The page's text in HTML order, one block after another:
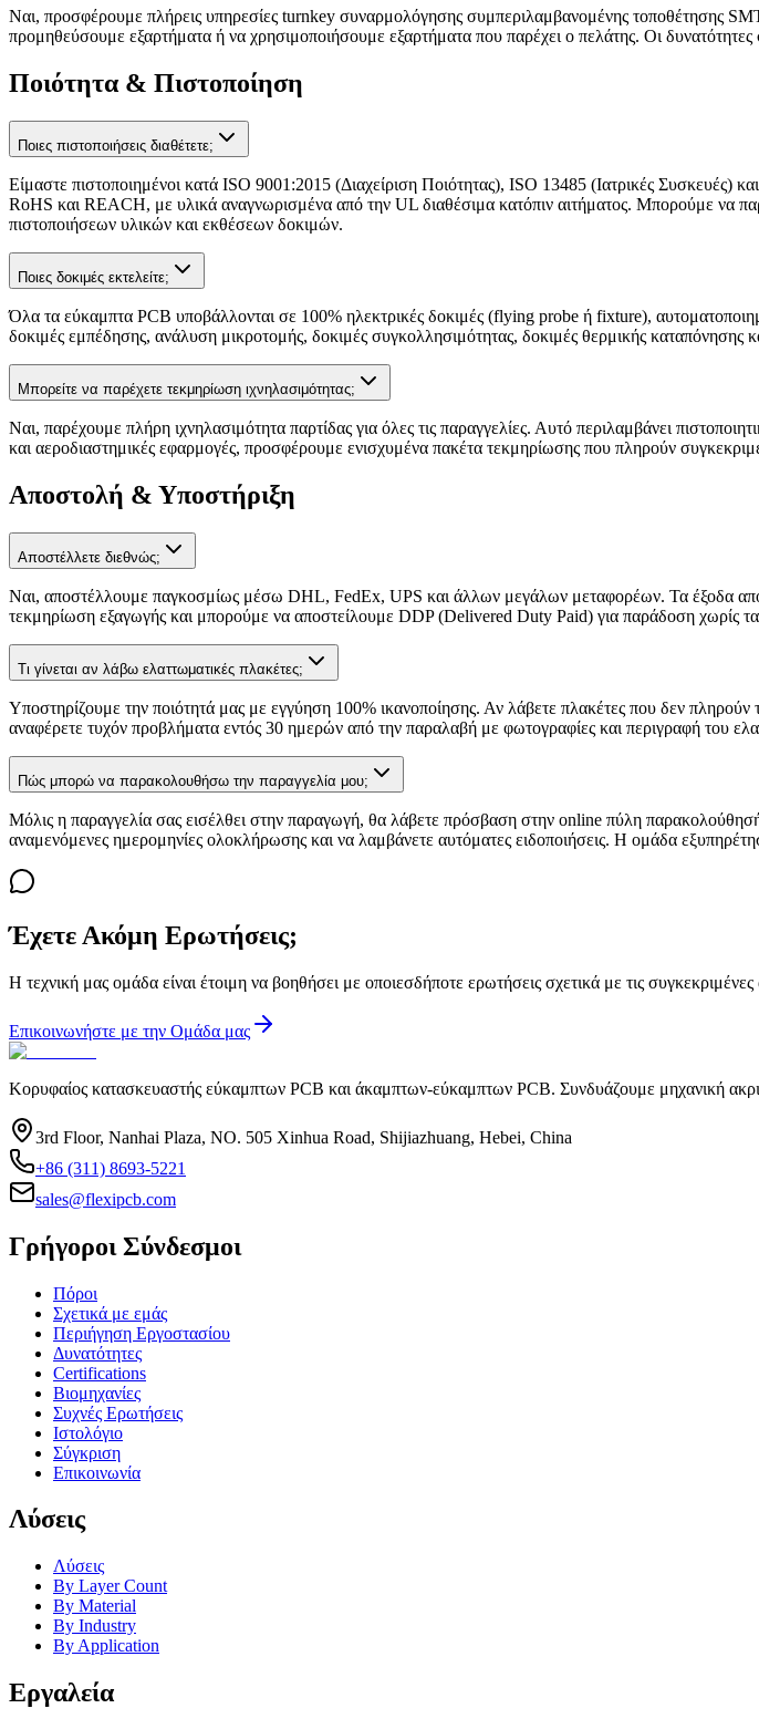
Ναι, προσφέρουμε πλήρεις υπηρεσίες turnkey συναρμολόγησης συμπεριλαμβανομένης τοποθέτησης
προμηθεύσουμε εξαρτήματα ή να χρησιμοποιήσουμε εξαρτήματα που παρέχει ο πελάτης. Οι
Ποιότητα & Πιστοποίηση
Ποιες πιστοποιήσεις διαθέτετε;
Είμαστε πιστοποιημένοι κατά ISO 9001:2015 (Διαχείριση Ποιότητας), ISO 13485 (Ιατρικές Συσκευές)
RoHS και REACH, με υλικά αναγνωρισμένα από την UL διαθέσιμα κατόπιν αιτήματος. Μπορούμε να
πιστοποιήσεων υλικών και εκθέσεων δοκιμών.
Ποιες δοκιμές εκτελείτε;
Όλα τα εύκαμπτα PCB υποβάλλονται σε 100% ηλεκτρικές δοκιμές (flying probe ή fixture),
δοκιμές εμπέδησης, ανάλυση μικροτομής, δοκιμές συγκολλησιμότητας, δοκιμές θερμικής καταπόνησης
Μπορείτε να παρέχετε τεκμηρίωση ιχνηλασιμότητας;
Ναι, παρέχουμε πλήρη ιχνηλασιμότητα παρτίδας για όλες τις παραγγελίες. Αυτό περιλαμβάνει
και αεροδιαστημικές εφαρμογές, προσφέρουμε ενισχυμένα πακέτα τεκμηρίωσης που πληρούν
Αποστολή & Υποστήριξη
Αποστέλλετε διεθνώς;
Ναι, αποστέλλουμε παγκοσμίως μέσω DHL, FedEx, UPS και άλλων μεγάλων μεταφορέων. Τα έξοδα
τεκμηρίωση εξαγωγής και μπορούμε να αποστείλουμε DDP (Delivered Duty Paid) για παράδοση χωρίς
Τι γίνεται αν λάβω ελαττωματικές πλακέτες;
Υποστηρίζουμε την ποιότητά μας με εγγύηση 100% ικανοποίησης. Αν λάβετε πλακέτες που δεν
αναφέρετε τυχόν προβλήματα εντός 30 ημερών από την παραλαβή με φωτογραφίες και περιγραφή του
Πώς μπορώ να παρακολουθήσω την παραγγελία μου;
Μόλις η παραγγελία σας εισέλθει στην παραγωγή, θα λάβετε πρόσβαση στην online πύλη
αναμενόμενες ημερομηνίες ολοκλήρωσης και να λαμβάνετε αυτόματες ειδοποιήσεις. Η ομάδα
Έχετε Ακόμη Ερωτήσεις;
Η τεχνική μας ομάδα είναι έτοιμη να βοηθήσει με οποιεσδήποτε ερωτήσεις σχετικά με τις
Επικοινωνήστε με την Ομάδα μας
Κορυφαίος κατασκευαστής εύκαμπτων PCB και άκαμπτων-εύκαμπτων PCB. Συνδυάζουμε μηχανική
3rd Floor, Nanhai Plaza, NO. 505 Xinhua Road, Shijiazhuang, Hebei, China
+86 (311) 8693-5221
sales@flexipcb.com
Γρήγοροι Σύνδεσμοι
Πόροι
Σχετικά με εμάς
Περιήγηση Εργοστασίου
Δυνατότητες
Certifications
Βιομηχανίες
Συχνές Ερωτήσεις
Ιστολόγιο
Σύγκριση
Επικοινωνία
Λύσεις
Λύσεις
By Layer Count
By Material
By Industry
By Application
Εργαλεία